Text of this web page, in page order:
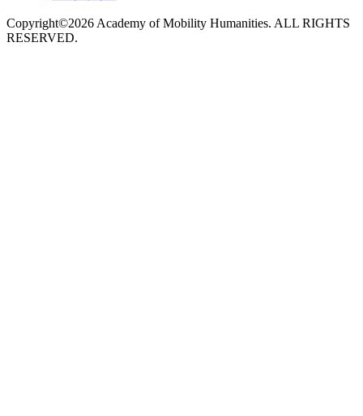
Copyright©2026 Academy of Mobility Humanities. ALL RIGHTS
RESERVED.